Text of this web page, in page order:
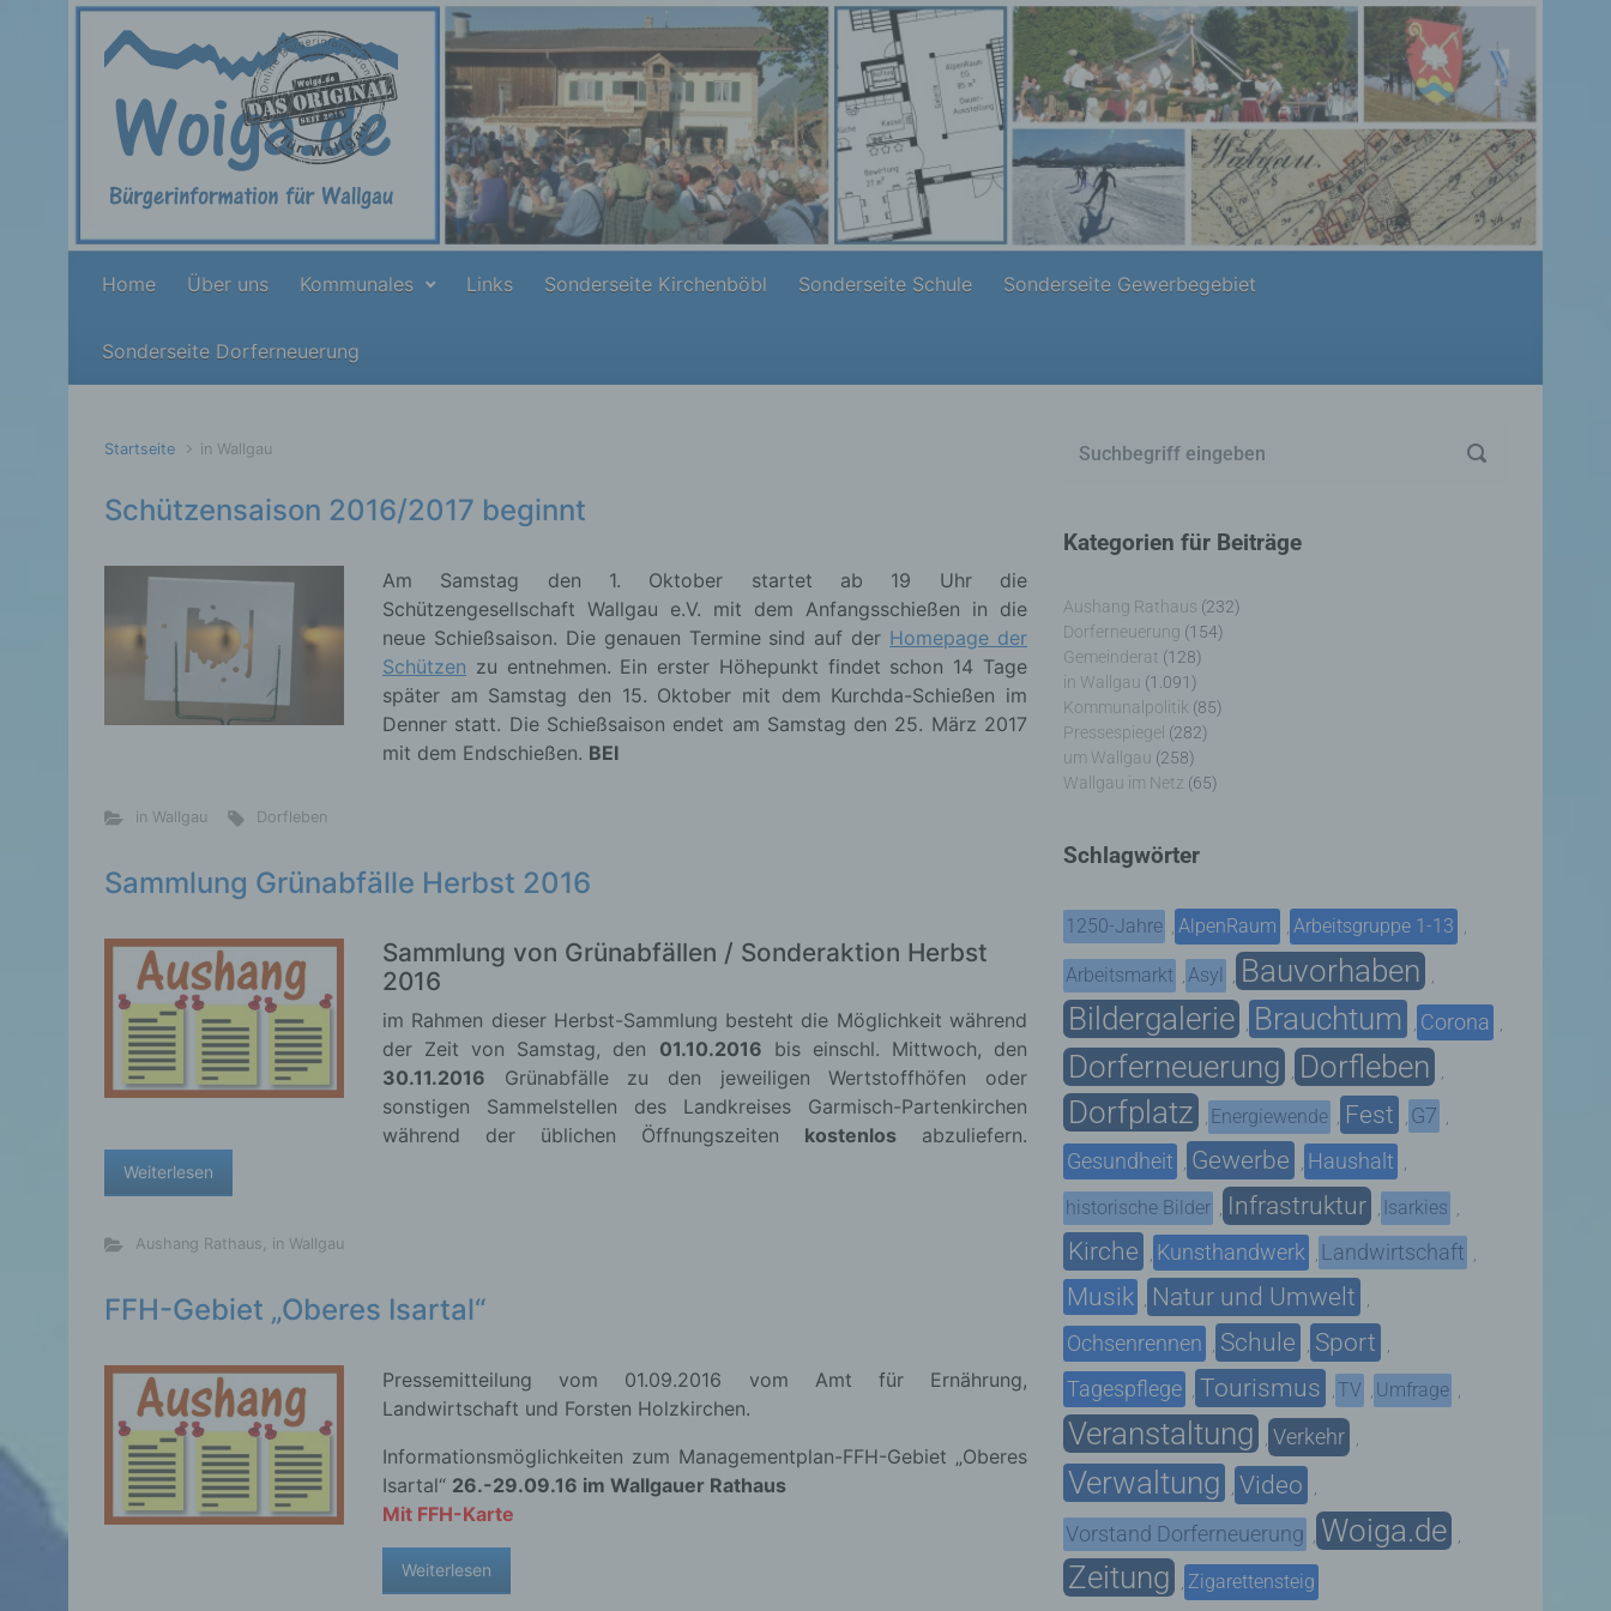
Zum Hauptinhalt springen
Home Über uns Kommunales Links Sonderseite Kirchenböbl Sonderseite Schule Sonderseite Gewerbegebiet
Sonderseite Dorferneuerung
Startseite in Wallgau
Schützensaison 2016/2017 beginnt
Am Samstag den 1. Oktober startet ab 19 Uhr die
Schützengesellschaft Wallgau e.V. mit dem Anfangsschießen in die
neue Schießsaison. Die genauen Termine sind auf der Homepage der
Schützen zu entnehmen. Ein erster Höhepunkt findet schon 14 Tage
später am Samstag den 15. Oktober mit dem Kurchda-Schießen im
Denner statt. Die Schießsaison endet am Samstag den 25. März 2017
mit dem Endschießen. BEI
in Wallgau Dorfleben
Sammlung Grünabfälle Herbst 2016
Sammlung von Grünabfällen / Sonderaktion Herbst
2016
im Rahmen dieser Herbst-Sammlung besteht die Möglichkeit während
der Zeit von Samstag, den 01.10.2016 bis einschl. Mittwoch, den
30.11.2016 Grünabfälle zu den jeweiligen Wertstoffhöfen oder
sonstigen Sammelstellen des Landkreises Garmisch-Partenkirchen
während der üblichen Öffnungszeiten kostenlos abzuliefern.
Weiterlesen
Aushang Rathaus, in Wallgau
FFH-Gebiet „Oberes Isartal“
Pressemitteilung vom 01.09.2016 vom Amt für Ernährung,
Landwirtschaft und Forsten Holzkirchen.
Informationsmöglichkeiten zum Managementplan-FFH-Gebiet „Oberes
Isartal“ 26.-29.09.16 im Wallgauer Rathaus
Mit FFH-Karte
Weiterlesen
Kategorien für Beiträge
Aushang Rathaus (232)
Dorferneuerung (154)
Gemeinderat (128)
in Wallgau (1.091)
Kommunalpolitik (85)
Pressespiegel (282)
um Wallgau (258)
Wallgau im Netz (65)
Schlagwörter
1250-Jahre , AlpenRaum , Arbeitsgruppe 1-13 ,
Arbeitsmarkt , Asyl , Bauvorhaben ,
Bildergalerie , Brauchtum , Corona ,
Dorferneuerung , Dorfleben ,
Dorfplatz , Energiewende , Fest , G7 ,
Gesundheit , Gewerbe , Haushalt ,
historische Bilder , Infrastruktur , Isarkies ,
Kirche , Kunsthandwerk , Landwirtschaft ,
Musik , Natur und Umwelt ,
Ochsenrennen , Schule , Sport ,
Tagespflege , Tourismus ,TV , Umfrage ,
Veranstaltung , Verkehr ,
Verwaltung , Video ,
Vorstand Dorferneuerung , Woiga.de ,
Zeitung , Zigarettensteig